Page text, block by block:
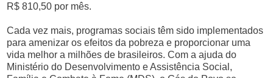
R$ 810,50 por mês.
Cada vez mais, programas sociais têm sido implementados
para amenizar os efeitos da pobreza e proporcionar uma
vida melhor a milhões de brasileiros. Com a ajuda do
Ministério do Desenvolvimento e Assistência Social,